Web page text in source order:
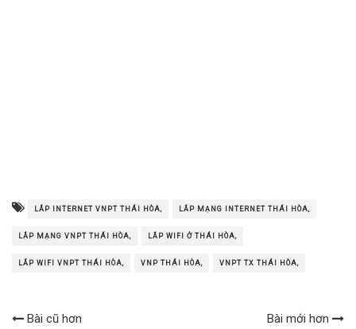
LẮP INTERNET VNPT THÁI HÒA, LẮP MẠNG INTERNET THÁI HÒA,
LẮP MẠNG VNPT THÁI HÒA, LẮP WIFI Ở THÁI HÒA,
LẮP WIFI VNPT THÁI HÒA, VNP THÁI HÒA, VNPT TX THÁI HÒA,
Bài cũ hơn Bài mới hơn